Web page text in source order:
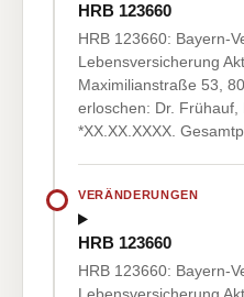
HRB 123660
HRB 123660: Bayern-
Lebensversicherung
Maximilianstraße 53,
erloschen: Dr. Frühauf,
*XX.XX.XXXX.
VERÄNDERUNGEN
HRB 123660
HRB 123660: Bayern-
Lebensversicherung